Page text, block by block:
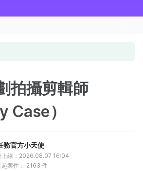
拍攝剪輯師
Case）
務官方小天使
上線：2026.08.07 16:04
案件： 2163 件